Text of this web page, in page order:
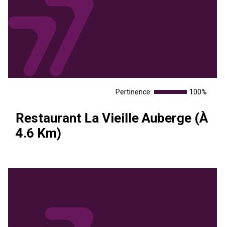
Restaurant La Vieille Auberge (À
4.6 Km)
Pertinence: 100%